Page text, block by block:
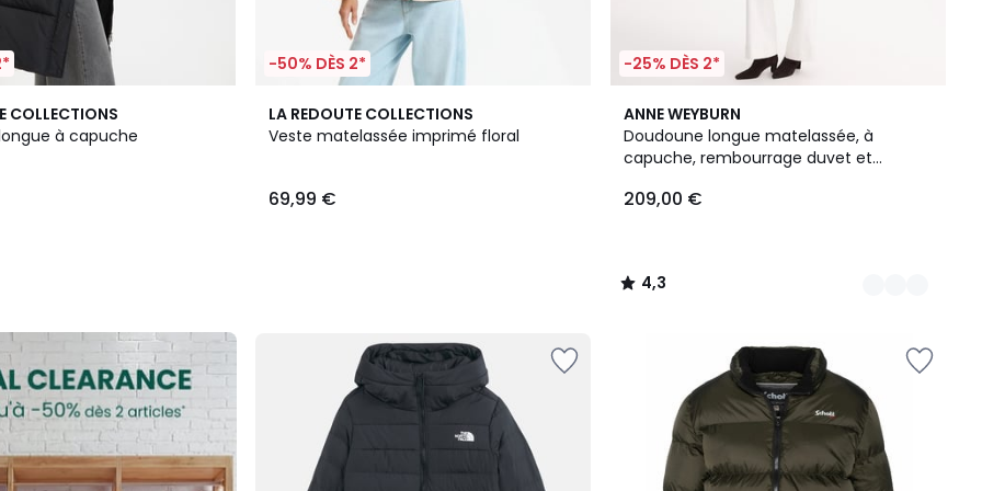
COLLECTIONS
à capuche
-50% DÈS 2*
LA REDOUTE COLLECTIONS
Veste matelassée imprimé floral
69,99 €
-25% DÈS 2*
ANNE WEYBURN
Doudoune longue matelassée, à
capuche, rembourrage duvet et
209,00 €
4,3
/ 5
2
Couleurs
4,3
/